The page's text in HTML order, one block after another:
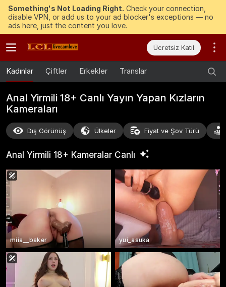
Something's Not Loading Right. Check your connection,
disable VPN, or add us to your ad blocker's exceptions — no
ads here, just the content you love.
Ücretsiz Katıl
Kadınlar Çiftler Erkekler Translar
Anal Yirmili 18+ Canlı Yayın Yapan Kızların
Kameraları
Dış Görünüş Ülkeler Fiyat ve Şov Türü
Anal Yirmili 18+ Kameralar Canlı
miia__baker yui_asuka